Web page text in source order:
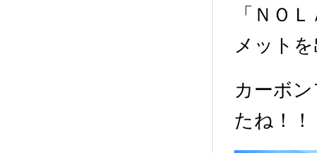
「ＮＯ
メット
カーボ
たね！！